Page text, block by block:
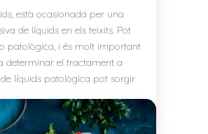
està ocasionada per una
de líquids en els teixits. Pot
patològica, i és molt important
determinar el tractament a
líquids patològica pot sorgir